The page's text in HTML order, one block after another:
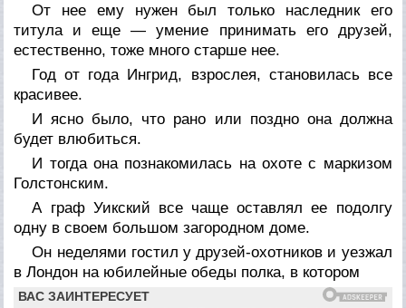
От нее ему нужен был только наследник его
титула и еще — умение принимать его друзей,
естественно, тоже много старше нее.
Год от года Ингрид, взрослея, становилась все
красивее.
И ясно было, что рано или поздно она должна
будет влюбиться.
И тогда она познакомилась на охоте с маркизом
Голстонским.
А граф Уикский все чаще оставлял ее подолгу
одну в своем большом загородном доме.
Он неделями гостил у друзей-охотников и уезжал
в Лондон на юбилейные обеды полка, в котором